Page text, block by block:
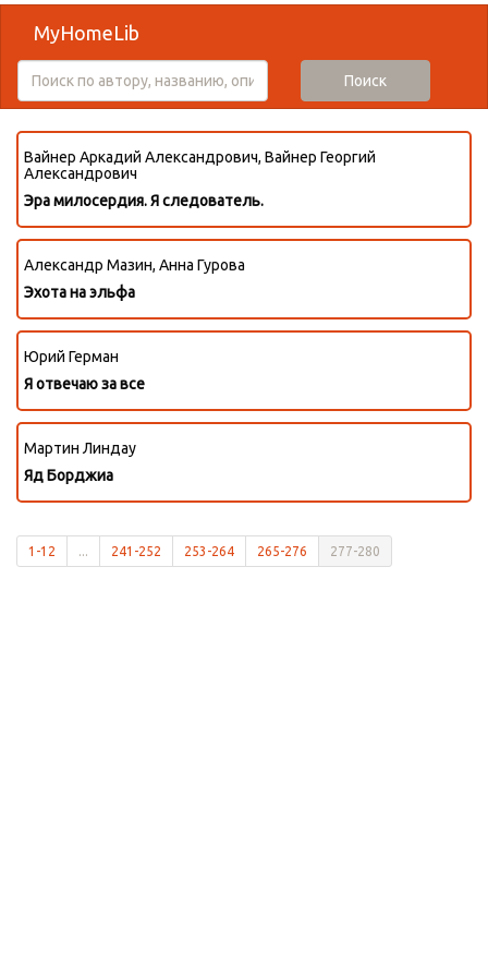
MyHomeLib
Поиск
Вайнер Аркадий Александрович, Вайнер Георгий
Александрович
Эра милосердия. Я следователь.
Александр Мазин, Анна Гурова
Эхота на эльфа
Юрий Герман
Я отвечаю за все
Мартин Линдау
Яд Борджиа
1-12 ... 241-252 253-264 265-276 277-280